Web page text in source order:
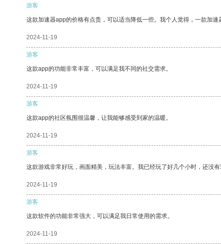
游客
这款加速器app的价格有点贵，可以适当降低一些。我个人觉得，一款加速
2024-11-19
游客
这款app的功能非常丰富，可以满足我不同的社交需求。
2024-11-19
游客
这款app的社区氛围很温馨，让我能够感受到家的温暖。
2024-11-19
游客
这款游戏非常好玩，画面精美，玩法丰富。我已经玩了好几个小时，还没有
2024-11-19
游客
这款软件的功能非常强大，可以满足我日常使用的需求。
2024-11-19